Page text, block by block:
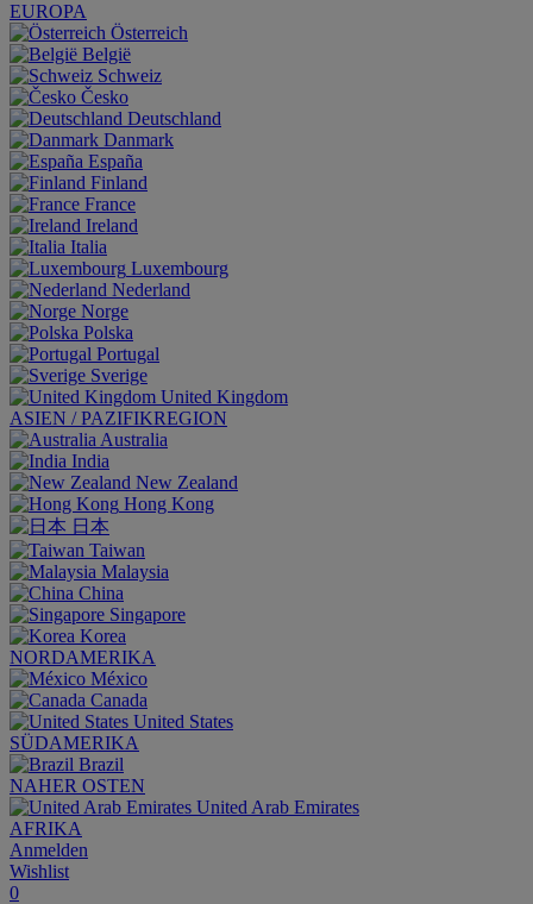
EUROPA
Österreich
België
Schweiz
Česko
Deutschland
Danmark
España
Finland
France
Ireland
Italia
Luxembourg
Nederland
Norge
Polska
Portugal
Sverige
United Kingdom
ASIEN / PAZIFIKREGION
Australia
India
New Zealand
Hong Kong
日本
Taiwan
Malaysia
China
Singapore
Korea
NORDAMERIKA
México
Canada
United States
SÜDAMERIKA
Brazil
NAHER OSTEN
United Arab Emirates
AFRIKA
Anmelden
Wishlist
0